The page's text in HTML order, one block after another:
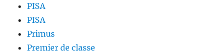
PISA
PISA
Primus
Premier de classe